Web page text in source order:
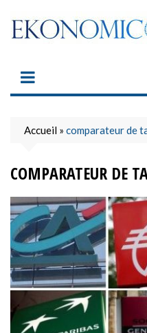
content
Accueil » comparateur de
COMPARATEUR DE